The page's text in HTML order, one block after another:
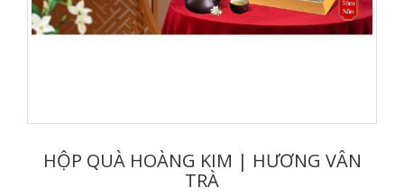
HỘP QUÀ HOÀNG KIM | HƯƠNG VÂN
TRÀ